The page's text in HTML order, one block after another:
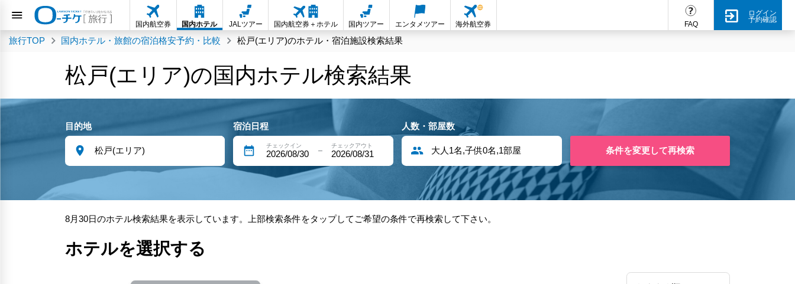
FAQ
ログイン
予約確認
国内航空券 国内ホテル JALツアー 国内航空券＋ホテル 国内ツアー エンタメツアー 海外航空券
旅行TOP 国内ホテル・旅館の宿泊格安予約・比較 松戸(エリア)のホテル・宿泊施設検索結果
松戸(エリア)の国内ホテル検索結果
目的地 宿泊日程
チェックイン
2026/08/30
チェックアウト
2026/08/31
人数・部屋数
大人1名,子供0名,1部屋 条件を変更して再検索
8月30日のホテル検索結果を表示しています。上部検索条件をタップしてご希望の条件で再検索して下さい。
ホテルを選択する